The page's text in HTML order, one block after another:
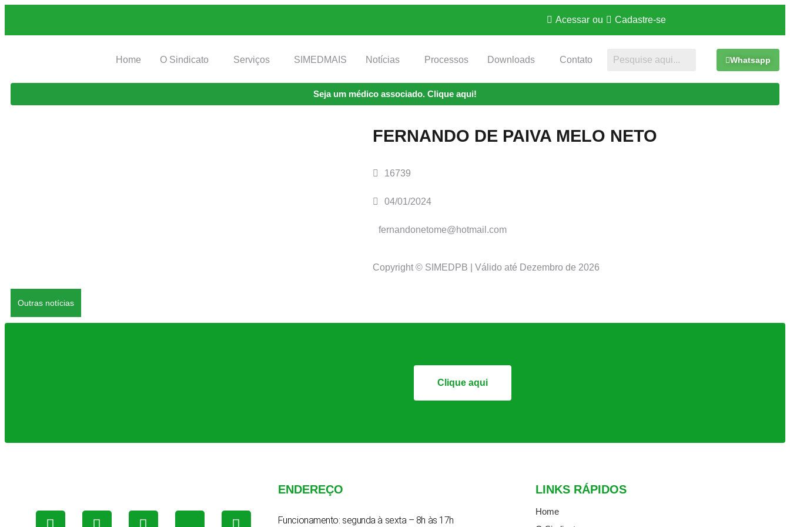
Acessar ou Cadastre-se
Home O Sindicato Serviços SIMEDMAIS Notícias Processos Downloads Contato Whatsapp
Seja um médico associado. Clique aqui!
FERNANDO DE PAIVA MELO NETO
16739
04/01/2024
fernandonetome@hotmail.com
Copyright © SIMEDPB | Válido até Dezembro de 2026
Outras notícias
Clique aqui
ENDEREÇO
Funcionamento: segunda à sexta – 8h às 17h
LINKS RÁPIDOS
Home